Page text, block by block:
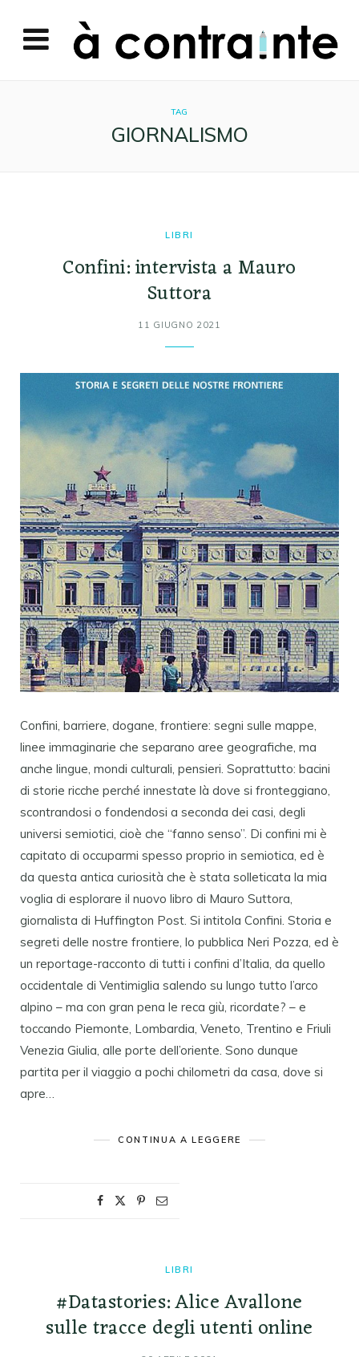
TAG
GIORNALISMO
LIBRI
Confini: intervista a Mauro
Suttora
11 GIUGNO 2021
Confini, barriere, dogane, frontiere: segni sulle mappe,
linee immaginarie che separano aree geografiche, ma
anche lingue, mondi culturali, pensieri. Soprattutto: bacini
di storie ricche perché innestate là dove si fronteggiano,
scontrandosi o fondendosi a seconda dei casi, degli
universi semiotici, cioè che “fanno senso”. Di confini mi è
capitato di occuparmi spesso proprio in semiotica, ed è
da questa antica curiosità che è stata solleticata la mia
voglia di esplorare il nuovo libro di Mauro Suttora,
giornalista di Huffington Post. Si intitola Confini. Storia e
segreti delle nostre frontiere, lo pubblica Neri Pozza, ed è
un reportage-racconto di tutti i confini d’Italia, da quello
occidentale di Ventimiglia salendo su lungo tutto l’arco
alpino – ma con gran pena le reca giù, ricordate? – e
toccando Piemonte, Lombardia, Veneto, Trentino e Friuli
Venezia Giulia, alle porte dell’oriente. Sono dunque
partita per il viaggio a pochi chilometri da casa, dove si
apre…
CONTINUA A LEGGERE
LIBRI
#Datastories: Alice Avallone
sulle tracce degli utenti online